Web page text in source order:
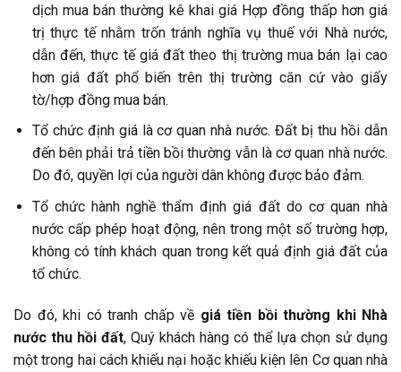
dịch mua bán thường kê khai giá Hợp đồng thấp hơn giá
trị thực tế nhằm trốn tránh nghĩa vụ thuế với Nhà nước,
dẫn đến, thực tế giá đất theo thị trường mua bán lại cao
hơn giá đất phổ biến trên thị trường căn cứ vào giấy
tờ/hợp đồng mua bán.
Tổ chức định giá là cơ quan nhà nước. Đất bị thu hồi dẫn
đến bên phải trả tiền bồi thường vẫn là cơ quan nhà nước.
Do đó, quyền lợi của người dân không được bảo đảm.
Tổ chức hành nghề thẩm định giá đất do cơ quan nhà
nước cấp phép hoạt động, nên trong một số trường hợp,
không có tính khách quan trong kết quả định giá đất của
tổ chức.
Do đó, khi có tranh chấp về giá tiền bồi thường khi Nhà
nước thu hồi đất, Quý khách hàng có thể lựa chọn sử dụng
một trong hai cách khiếu nại hoặc khiếu kiện lên Cơ quan nhà